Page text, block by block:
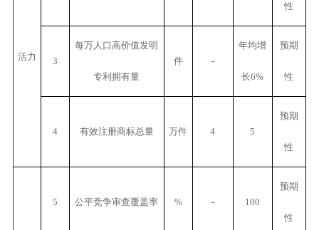
活力
性
3
每万人口高价值发明
专利拥有量
件 -
年均增
长6%
预期
性
4 有效注册商标总量 万件 4 5
预期
性
5 公平竞争审查覆盖率 % - 100
预期
性